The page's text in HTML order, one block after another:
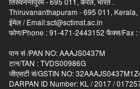
Thiruvananthapuram - 695 011, Kerala,
ईमेल / Email:sct@sctimst.ac.in
फोण/Phone : 91-471-2443152 फैक्स/Fax
पान सं /PAN NO: AAAJS0437M
टान/TAN : TVDS00986G
जीएसटी सं/GSTIN NO:
DARPAN ID Number: KL / 2017 /